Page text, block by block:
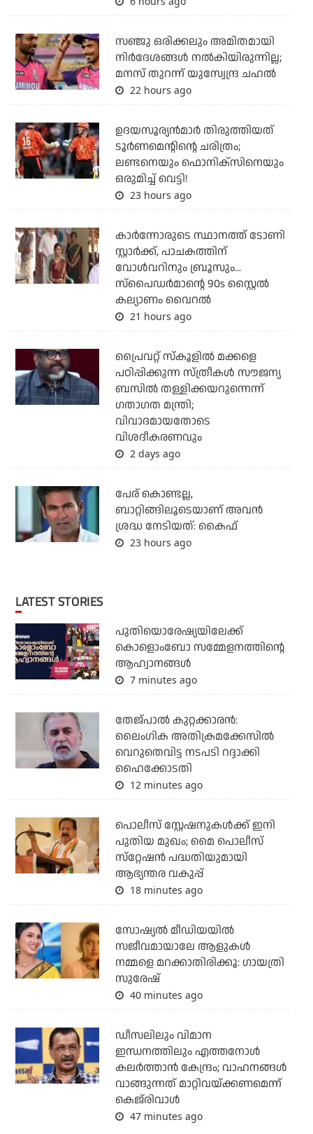
സഞ്ജു ഒരിക്കലും അമിതമായി
നിര്‍ദേശങ്ങള്‍ നല്‍കിയിരുന്നില്ല;
മനസ് തുറന്ന് യുസ്വേന്ദ്ര ചഹല്‍
22 hours ago
ഉദയസൂര്യന്‍മാര്‍ തിരുത്തിയത്
ടൂര്‍ണമെന്റിന്റെ ചരിത്രം;
ലണ്ടനെയും ഫൊനിക്‌സിനെയും
ഒരുമിച്ച് വെട്ടി!
23 hours ago
കാര്‍ന്നോരുടെ സ്ഥാനത്ത് ടോണി
സ്റ്റാര്‍ക്ക്, പാചകത്തിന്
വോള്‍വറിനും ബ്രൂസും...
സ്‌പൈഡര്‍മാന്റെ 90s സ്റ്റൈല്‍
കല്യാണം വൈറല്‍
21 hours ago
പ്രൈവറ്റ് സ്‌കൂളില്‍ മക്കളെ
പഠിപ്പിക്കുന്ന സ്ത്രീകള്‍ സൗജന്യ
ബസില്‍ തള്ളിക്കയറുന്നെന്ന്
ഗതാഗത മന്ത്രി;
വിവാദമായതോടെ
വിശദീകരണവും
2 days ago
പേര് കൊണ്ടല്ല,
ബാറ്റിങ്ങിലൂടെയാണ് അവൻ
ശ്രദ്ധ നേടിയത്: കൈഫ്
23 hours ago
LATEST STORIES
പുതിയൊരേഷ്യയിലേക്ക്
കൊളൊംബോ സമ്മേളനത്തിന്റെ
ആഹ്വാനങ്ങള്‍
7 minutes ago
തേജ്പാല്‍ കുറ്റക്കാരന്‍:
ലൈംഗിക അതിക്രമക്കേസില്‍
വെറുതെവിട്ട നടപടി റദ്ദാക്കി
ഹൈക്കോടതി
12 minutes ago
പൊലീസ് സ്റ്റേഷനുകള്‍ക്ക് ഇനി
പുതിയ മുഖം; മൈ പൊലീസ്
സ്‌റ്റേഷന്‍ പദ്ധതിയുമായി
ആഭ്യന്തര വകുപ്പ്
18 minutes ago
സോഷ്യൽ മീഡിയയിൽ
സജീവമായാലേ ആളുകൾ
നമ്മളെ മറക്കാതിരിക്കൂ: ഗായത്രി
സുരേഷ്
40 minutes ago
ഡീസലിലും വിമാന
ഇന്ധനത്തിലും എത്തനോള്‍
കലര്‍ത്താന്‍ കേന്ദ്രം; വാഹനങ്ങള്‍
വാങ്ങുന്നത് മാറ്റിവയ്ക്കണമെന്ന്
കെജ്‌രിവാള്‍
47 minutes ago